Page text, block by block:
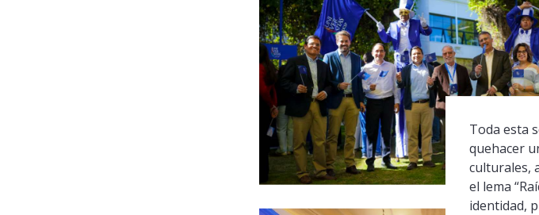
Toda esta
quehacer
culturales,
el lema
identidad,